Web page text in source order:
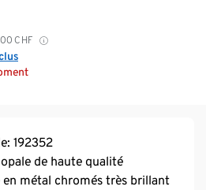
CHF
192352
de haute qualité
métal chromés très brillant